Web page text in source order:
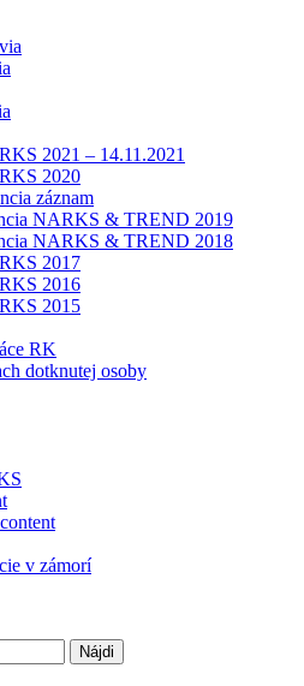
2021 – 14.11.2021
2020
záznam
NARKS & TREND 2019
NARKS & TREND 2018
2017
2016
2015
RK
dotknutej osoby
v zámorí